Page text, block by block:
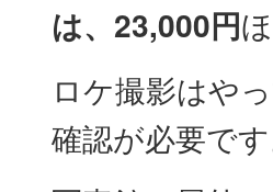
は、23,000円
ロケ撮影はや
確認が必要です